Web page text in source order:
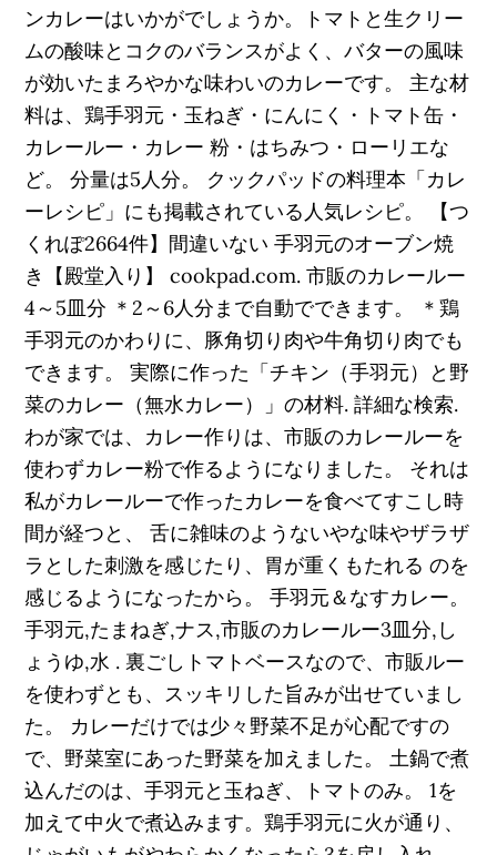
ンカレーはいかがでしょうか。トマトと生クリー
ムの酸味とコクのバランスがよく、バターの風味
が効いたまろやかな味わいのカレーです。 主な材
料は、鶏手羽元・玉ねぎ・にんにく・トマト缶・
カレールー・カレー 粉・はちみつ・ローリエな
ど。 分量は5人分。 クックパッドの料理本「カレ
ーレシピ」にも掲載されている人気レシピ。 【つ
くれぽ2664件】間違いない 手羽元のオーブン焼
き【殿堂入り】 cookpad.com. 市販のカレールー
4～5皿分 ＊2～6人分まで自動でできます。 ＊鶏
手羽元のかわりに、豚角切り肉や牛角切り肉でも
できます。 実際に作った「チキン（手羽元）と野
菜のカレー（無水カレー）」の材料. 詳細な検索.
わが家では、カレー作りは、市販のカレールーを
使わずカレー粉で作るようになりました。 それは
私がカレールーで作ったカレーを食べてすこし時
間が経つと、 舌に雑味のようないやな味やザラザ
ラとした刺激を感じたり、胃が重くもたれる のを
感じるようになったから。 手羽元＆なすカレー。
手羽元,たまねぎ,ナス,市販のカレールー3皿分,し
ょうゆ,水 . 裏ごしトマトベースなので、市販ルー
を使わずとも、スッキリした旨みが出せていまし
た。 カレーだけでは少々野菜不足が心配ですの
で、野菜室にあった野菜を加えました。 土鍋で煮
込んだのは、手羽元と玉ねぎ、トマトのみ。 1を
加えて中火で煮込みます。鶏手羽元に火が通り、